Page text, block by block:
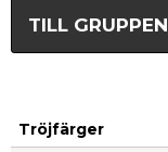
TILL GRUPPEN
Tröjfärger